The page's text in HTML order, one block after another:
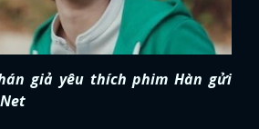
GOOGLE
giả yêu thích phim Hàn gửi